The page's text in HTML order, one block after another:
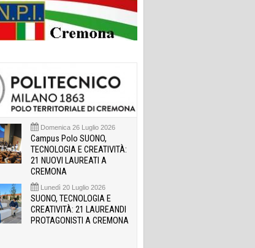
Domenica 26 Luglio 2026
Campus Polo SUONO,
TECNOLOGIA E CREATIVITÀ:
21 NUOVI LAUREATI A
CREMONA
Lunedì 20 Luglio 2026
SUONO, TECNOLOGIA E
CREATIVITÀ: 21 LAUREANDI
PROTAGONISTI A CREMONA